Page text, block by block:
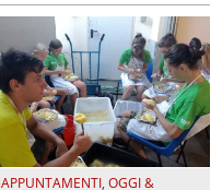
APPUNTAMENTI,OGGI &